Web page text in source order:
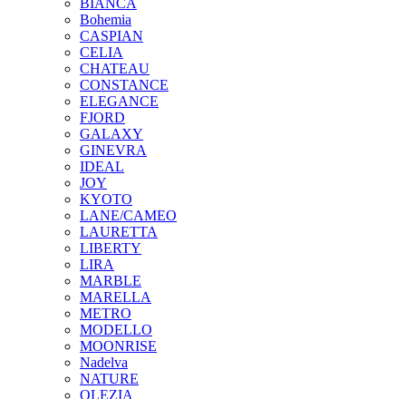
BIANCA
Bohemia
CASPIAN
CELIA
CHATEAU
CONSTANCE
ELEGANCE
FJORD
GALAXY
GINEVRA
IDEAL
JOY
KYOTO
LANE/CAMEO
LAURETTA
LIBERTY
LIRA
MARBLE
MARELLA
METRO
MODELLO
MOONRISE
Nadelva
NATURE
OLEZIA